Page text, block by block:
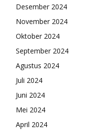
Desember 2024
November 2024
Oktober 2024
September 2024
Agustus 2024
Juli 2024
Juni 2024
Mei 2024
April 2024